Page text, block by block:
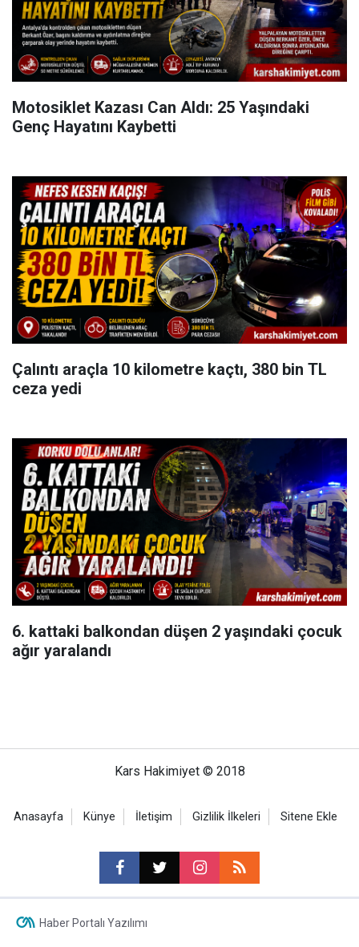
Motosiklet Kazası Can Aldı: 25 Yaşındaki
Genç Hayatını Kaybetti
Çalıntı araçla 10 kilometre kaçtı, 380 bin TL
ceza yedi
6. kattaki balkondan düşen 2 yaşındaki çocuk
ağır yaralandı
Kars Hakimiyet © 2018
Anasayfa Künye İletişim Gizlilik İlkeleri Sitene Ekle
Haber Portalı Yazılımı